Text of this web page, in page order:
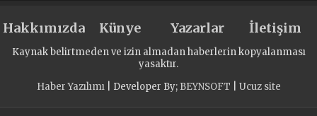
Hakkımızda Künye Yazarlar İletişim
Kaynak belirtmeden ve izin almadan haberlerin kopyalanması
yasaktır.
Haber Yazılımı| Developer By; BEYNSOFT Ucuz site